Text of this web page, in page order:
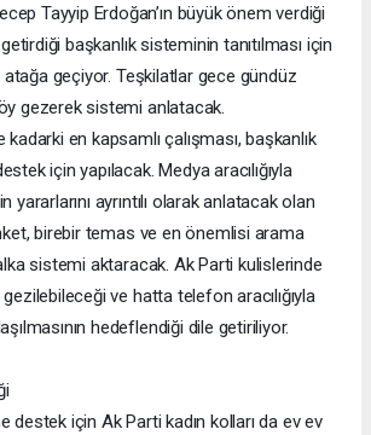
Tayyip Erdoğan’ın büyük önem verdiği
başkanlık sisteminin tanıtılması için
atağa geçiyor. Teşkilatlar gece gündüz
gezerek sistemi anlatacak.
kadarki en kapsamlı çalışması, başkanlık
için yapılacak. Medya aracılığıyla
yararlarını ayrıntılı olarak anlatacak olan
birebir temas ve en önemlisi arama
sistemi aktaracak. Ak Parti kulislerinde
ve hatta telefon aracılığıyla
hedeflendiği dile getiriliyor.
destek için Ak Parti kadın kolları da ev ev